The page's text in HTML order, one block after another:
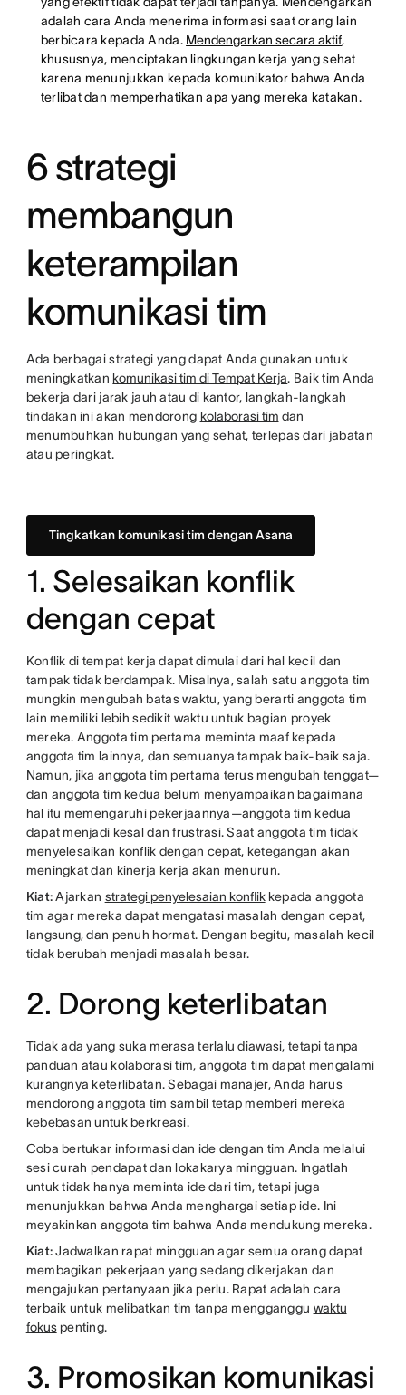
adalah cara Anda menerima informasi saat orang lain
berbicara kepada Anda. Mendengarkan secara aktif,
khususnya, menciptakan lingkungan kerja yang sehat
karena menunjukkan kepada komunikator bahwa Anda
terlibat dan memperhatikan apa yang mereka katakan.
6 strategi
membangun
keterampilan
komunikasi tim
Ada berbagai strategi yang dapat Anda gunakan untuk
meningkatkan komunikasi tim di Tempat Kerja. Baik tim Anda
bekerja dari jarak jauh atau di kantor, langkah-langkah
tindakan ini akan mendorong kolaborasi tim dan
menumbuhkan hubungan yang sehat, terlepas dari jabatan
atau peringkat.
Tingkatkan komunikasi tim dengan Asana
1. Selesaikan konflik
dengan cepat
Konflik di tempat kerja dapat dimulai dari hal kecil dan
tampak tidak berdampak. Misalnya, salah satu anggota tim
mungkin mengubah batas waktu, yang berarti anggota tim
lain memiliki lebih sedikit waktu untuk bagian proyek
mereka. Anggota tim pertama meminta maaf kepada
anggota tim lainnya, dan semuanya tampak baik-baik saja.
Namun, jika anggota tim pertama terus mengubah tenggat—
dan anggota tim kedua belum menyampaikan bagaimana
hal itu memengaruhi pekerjaannya—anggota tim kedua
dapat menjadi kesal dan frustrasi. Saat anggota tim tidak
menyelesaikan konflik dengan cepat, ketegangan akan
meningkat dan kinerja kerja akan menurun.
Kiat:Ajarkan strategi penyelesaian konflikkepada anggota
tim agar mereka dapat mengatasi masalah dengan cepat,
langsung, dan penuh hormat. Dengan begitu, masalah kecil
tidak berubah menjadi masalah besar.
2. Dorong keterlibatan
Tidak ada yang suka merasa terlalu diawasi, tetapi tanpa
panduan atau kolaborasi tim, anggota tim dapat mengalami
kurangnya keterlibatan. Sebagai manajer, Anda harus
mendorong anggota tim sambil tetap memberi mereka
kebebasan untuk berkreasi.
Coba bertukar informasi dan ide dengan tim Anda melalui
sesi curah pendapat dan lokakarya mingguan. Ingatlah
untuk tidak hanya meminta ide dari tim, tetapi juga
menunjukkan bahwa Anda menghargai setiap ide. Ini
meyakinkan anggota tim bahwa Anda mendukung mereka.
Kiat:Jadwalkan rapat mingguan agar semua orang dapat
membagikan pekerjaan yang sedang dikerjakan dan
mengajukan pertanyaan jika perlu. Rapat adalah cara
terbaik untuk melibatkan tim tanpa mengganggu waktu
fokuspenting.
3. Promosikan komunikasi